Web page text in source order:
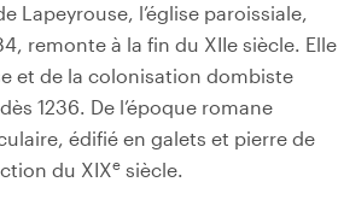
Lapeyrouse, l’église paroissiale,
remonte à la fin du XIIe siècle. Elle
et de la colonisation dombiste
1236. De l’époque romane
édifié en galets et pierre de
du XIXe siècle.